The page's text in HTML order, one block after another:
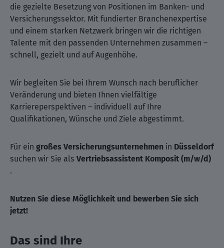
die gezielte Besetzung von Positionen im Banken- und
Versicherungssektor. Mit fundierter Branchenexpertise
und einem starken Netzwerk bringen wir die richtigen
Talente mit den passenden Unternehmen zusammen –
schnell, gezielt und auf Augenhöhe.
Wir begleiten Sie bei Ihrem Wunsch nach beruflicher
Veränderung und bieten Ihnen vielfältige
Karriereperspektiven – individuell auf Ihre
Qualifikationen, Wünsche und Ziele abgestimmt.
Für ein großes Versicherungsunternehmen in Düsseldorf
suchen wir Sie als Vertriebsassistent Komposit (m/w/d)
.
Nutzen Sie diese Möglichkeit und bewerben Sie sich
jetzt!
Das sind Ihre